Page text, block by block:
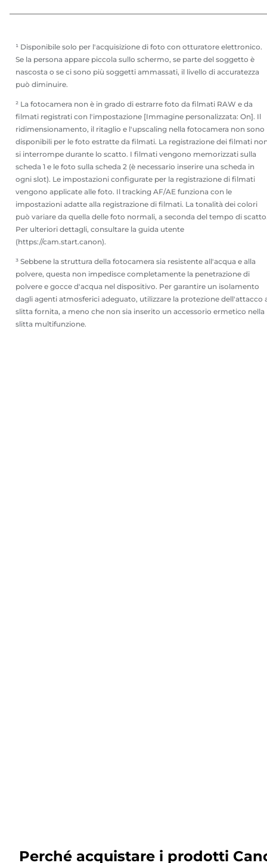
¹ Disponibile solo per l'acquisizione di foto con otturatore elettronico.
Se la persona appare piccola sullo schermo, se parte del soggetto è
nascosta o se ci sono più soggetti ammassati, il livello di accuratezza
può diminuire.
² La fotocamera non è in grado di estrarre foto da filmati RAW e da
filmati registrati con l'impostazione [Immagine personalizzata: On]. Il
ridimensionamento, il ritaglio e l'upscaling nella fotocamera non sono
disponibili per le foto estratte da filmati. La registrazione dei filmati
si interrompe durante lo scatto. I filmati vengono memorizzati sulla
scheda 1 e le foto sulla scheda 2 (è necessario inserire una scheda in
ogni slot). Le impostazioni configurate per la registrazione di filmati
vengono applicate alle foto. Il tracking AF/AE funziona con le
impostazioni adatte alla registrazione di filmati. La tonalità dei colori
può variare da quella delle foto normali, a seconda del tempo di
Per ulteriori dettagli, consultare la guida utente
(https://cam.start.canon).
³ Sebbene la struttura della fotocamera sia resistente all'acqua e alla
polvere, questa non impedisce completamente la penetrazione di
polvere e gocce d'acqua nel dispositivo. Per garantire un isolamento
dagli agenti atmosferici adeguato, utilizzare la protezione dell'attacco
slitta fornita, a meno che non sia inserito un accessorio ermetico nella
slitta multifunzione.
Perché acquistare i prodotti